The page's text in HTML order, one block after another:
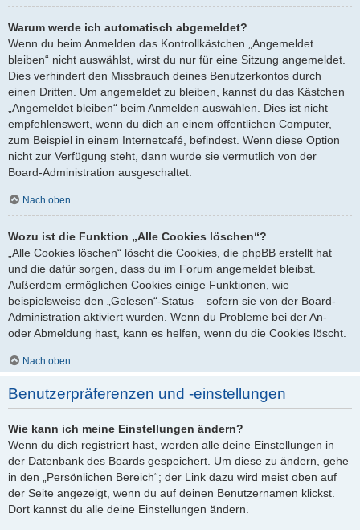
Warum werde ich automatisch abgemeldet?
Wenn du beim Anmelden das Kontrollkästchen „Angemeldet
bleiben“ nicht auswählst, wirst du nur für eine Sitzung angemeldet.
Dies verhindert den Missbrauch deines Benutzerkontos durch
einen Dritten. Um angemeldet zu bleiben, kannst du das Kästchen
„Angemeldet bleiben“ beim Anmelden auswählen. Dies ist nicht
empfehlenswert, wenn du dich an einem öffentlichen Computer,
zum Beispiel in einem Internetcafé, befindest. Wenn diese Option
nicht zur Verfügung steht, dann wurde sie vermutlich von der
Board-Administration ausgeschaltet.
Nach oben
Wozu ist die Funktion „Alle Cookies löschen“?
„Alle Cookies löschen“ löscht die Cookies, die phpBB erstellt hat
und die dafür sorgen, dass du im Forum angemeldet bleibst.
Außerdem ermöglichen Cookies einige Funktionen, wie
beispielsweise den „Gelesen“-Status – sofern sie von der Board-
Administration aktiviert wurden. Wenn du Probleme bei der An-
oder Abmeldung hast, kann es helfen, wenn du die Cookies löscht.
Nach oben
Benutzerpräferenzen und -einstellungen
Wie kann ich meine Einstellungen ändern?
Wenn du dich registriert hast, werden alle deine Einstellungen in
der Datenbank des Boards gespeichert. Um diese zu ändern, gehe
in den „Persönlichen Bereich“; der Link dazu wird meist oben auf
der Seite angezeigt, wenn du auf deinen Benutzernamen klickst.
Dort kannst du alle deine Einstellungen ändern.